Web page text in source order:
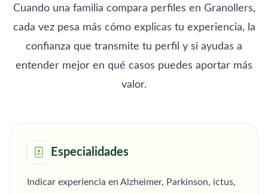
Cuando una familia compara perfiles en Granollers,
cada vez pesa más cómo explicas tu experiencia, la
confianza que transmite tu perfil y si ayudas a
entender mejor en qué casos puedes aportar más
valor.
Especialidades
Indicar experiencia en Alzheimer, Parkinson, ictus,